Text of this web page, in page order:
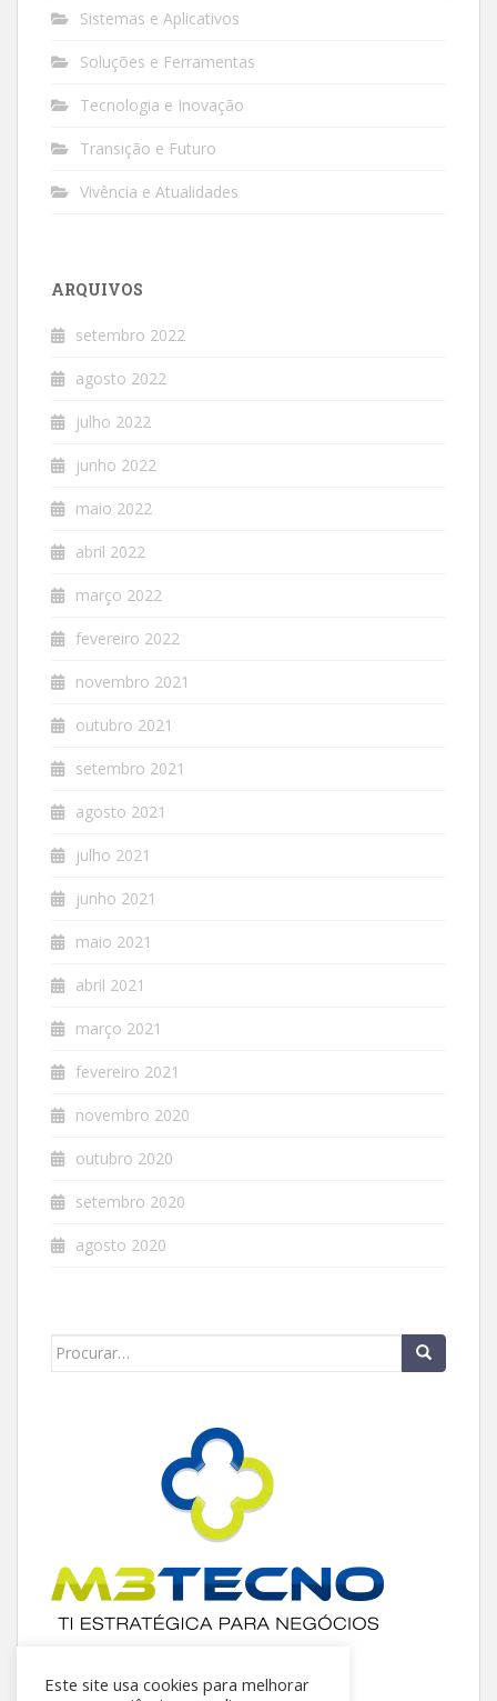
Sistemas e Aplicativos
Soluções e Ferramentas
Tecnologia e Inovação
Transição e Futuro
Vivência e Atualidades
ARQUIVOS
setembro 2022
agosto 2022
julho 2022
junho 2022
maio 2022
abril 2022
março 2022
fevereiro 2022
novembro 2021
outubro 2021
setembro 2021
agosto 2021
julho 2021
junho 2021
maio 2021
abril 2021
março 2021
fevereiro 2021
novembro 2020
outubro 2020
setembro 2020
agosto 2020
Este site usa cookies para melhorar